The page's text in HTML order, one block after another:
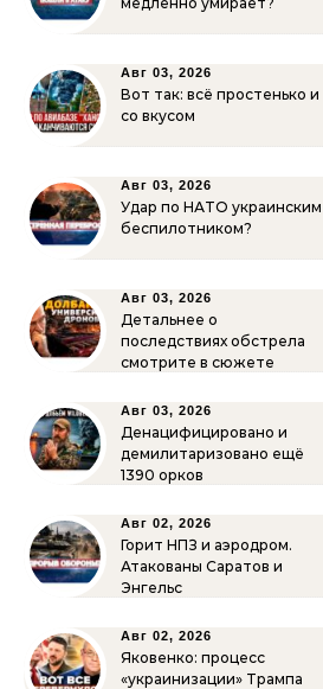
Авг 03, 2026
Вот так: всё простенько и
со вкусом
Авг 03, 2026
Удар по НАТО украинским
беспилотником?
Авг 03, 2026
Детальнее о
последствиях обстрела
смотрите в сюжете
Авг 03, 2026
Денацифицировано и
демилитаризовано ещё
1390 орков
Авг 02, 2026
Горит НПЗ и аэродром.
Атакованы Саратов и
Энгельс
Авг 02, 2026
Яковенко: процесс
«украинизации» Трампа